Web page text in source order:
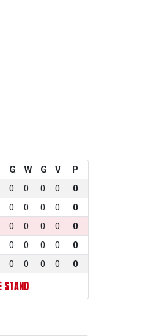
G W G V
P
0 0 0 0
0
0 0 0 0
0
0 0 0 0
0
0 0 0 0
0
0 0 0 0 0
STAND